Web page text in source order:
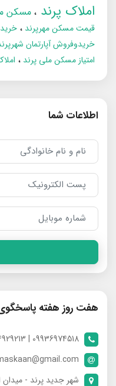
املاک پرند مسکن
قیمت مسکن مهرپرند
خریدوفروش آپارتمان
امتیاز مسکن ملی پرند
اطلاعات شما
هفت روز هفته
09936974518 | 09024929213 | 09398370112
شهر جدید پرند - میدان